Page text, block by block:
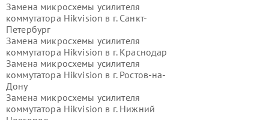
Замена микросхемы усилителя
коммутатора Hikvision в г. Санкт-
Петербург
Замена микросхемы усилителя
коммутатора Hikvision в г. Краснодар
Замена микросхемы усилителя
коммутатора Hikvision в г. Ростов-на-
Дону
Замена микросхемы усилителя
коммутатора Hikvision в г. Нижний